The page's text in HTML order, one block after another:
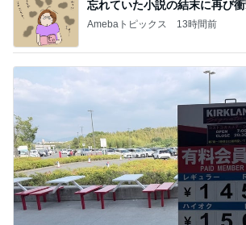
忘れていた小説の結末に再び
Amebaトピックス 13時間前